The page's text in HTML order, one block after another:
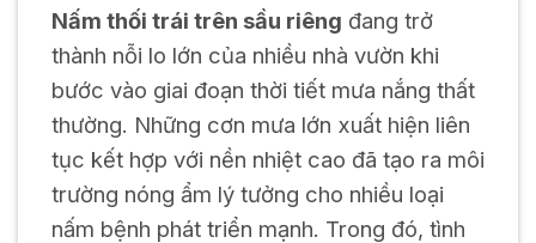
Nấm thối trái trên sầu riêng đang trở
thành nỗi lo lớn của nhiều nhà vườn khi
bước vào giai đoạn thời tiết mưa nắng thất
thường. Những cơn mưa lớn xuất hiện liên
tục kết hợp với nền nhiệt cao đã tạo ra môi
trường nóng ẩm lý tưởng cho nhiều loại
nấm bệnh phát triển mạnh. Trong đó, tình